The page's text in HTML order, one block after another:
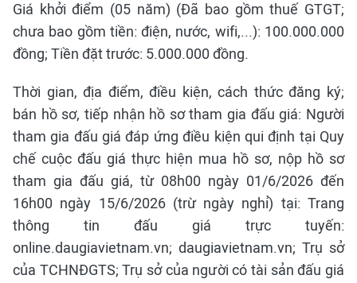
Giá khởi điểm (05 năm) (Đã bao gồm thuế GTGT;
chưa bao gồm tiền: điện, nước, wifi,...): 100.000.000
đồng; Tiền đặt trước: 5.000.000 đồng.
Thời gian, địa điểm, điều kiện, cách thức đăng ký;
bán hồ sơ, tiếp nhận hồ sơ tham gia đấu giá: Người
tham gia đấu giá đáp ứng điều kiện qui định tại Quy
chế cuộc đấu giá thực hiện mua hồ sơ, nộp hồ sơ
tham gia đấu giá, từ 08h00 ngày 01/6/2026 đến
16h00 ngày 15/6/2026 (trừ ngày nghỉ) tại: Trang
thông tin đấu giá trực tuyến:
online.daugiavietnam.vn; daugiavietnam.vn; Trụ sở
của TCHNĐGTS; Trụ sở của người có tài sản đấu giá